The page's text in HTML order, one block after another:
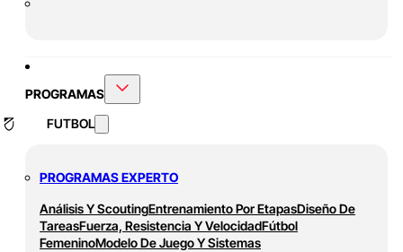
PROGRAMAS
FUTBOL
PROGRAMAS EXPERTO
Análisis Y ScoutingEntrenamiento Por EtapasDiseño De
TareasFuerza, Resistencia Y VelocidadFútbol
FemeninoModelo De Juego Y Sistemas